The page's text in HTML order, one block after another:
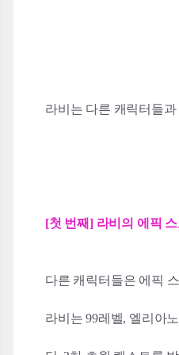
라비는 다른 캐릭터들
[첫 번째] 라비의 에픽
다른 캐릭터들은 에픽
라비는 99레벨, 엘리아